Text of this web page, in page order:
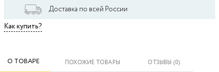
Доставка по всей России
Как купить?
О ТОВАРЕ ПОХОЖИЕ ТОВАРЫ ОТЗЫВЫ (0)